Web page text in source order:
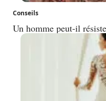
Conseils
Un homme peut-il